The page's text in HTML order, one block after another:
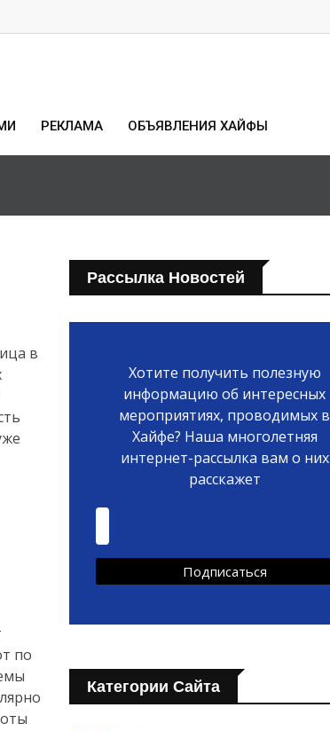
РЕКЛАМА ОБЪЯВЛЕНИЯ ХАЙФЫ
в
по
Рассылка Новостей
Хотите получить полезную
информацию об интересных
мероприятиях, проводимых в
Хайфе? Наша многолетняя
интернет-рассылка вам о них
расскажет
Категории Сайта